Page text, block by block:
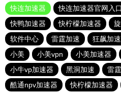
快连加速器
快连加速器官网入口
快鸭加速器
快柠檬加速器
软件中心
雷霆加速 狂飙加
小美
小美vpn 小美加速器
小牛vp加速器
黑洞加速
雷
酷通npv加速器
快柠檬加速器